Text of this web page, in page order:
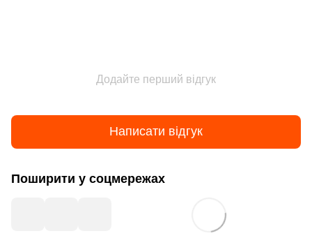
Додайте перший відгук
Написати відгук
Поширити у соцмережах